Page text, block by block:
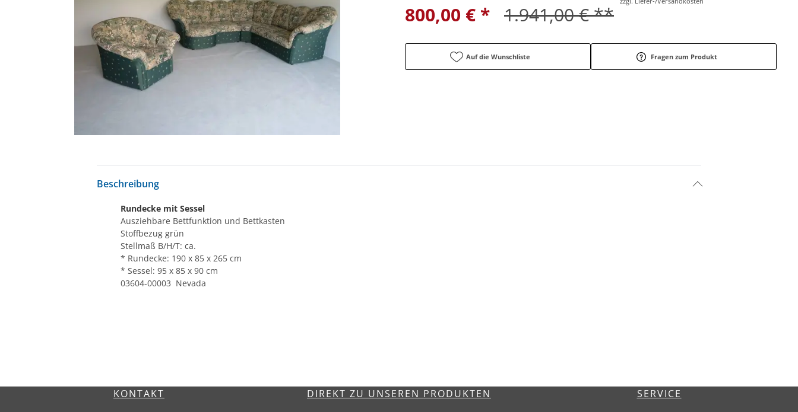
800,00 € * 1.941,00 € **
Auf die Wunschliste Fragen zum Produkt
Beschreibung
Rundecke mit Sessel
Ausziehbare Bettfunktion und Bettkasten
Stoffbezug grün
Stellmaß B/H/T: ca.
* Rundecke: 190 x 85 x 265 cm
* Sessel: 95 x 85 x 90 cm
03604-00003 Nevada
KONTAKT
DIREKT ZU UNSEREN PRODUKTEN SERVICE